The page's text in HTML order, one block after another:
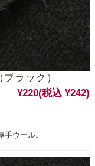
ラック）
¥220(税込 ¥242)
ウール。